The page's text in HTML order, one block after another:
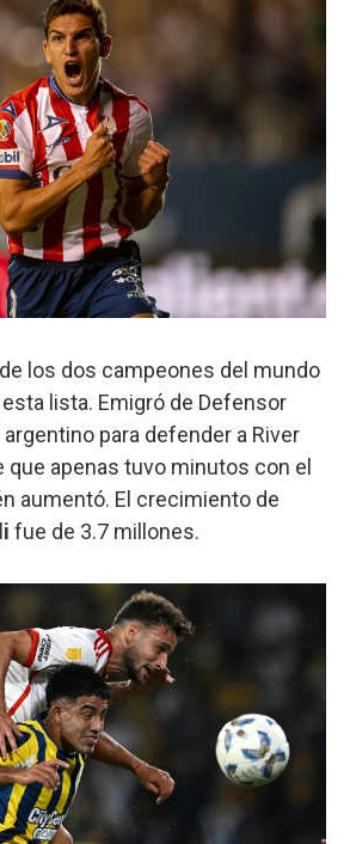
los dos campeones del mundo
lista. Emigró de Defensor
para defender a River
que apenas tuvo minutos con el
aumentó. El crecimiento de
fue de 3.7 millones.